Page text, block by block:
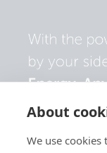
About
We use